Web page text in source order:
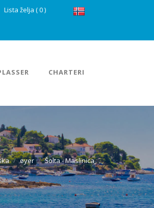
Lista želja (0)
CHARTERI
øyer Šolta - Maslinica